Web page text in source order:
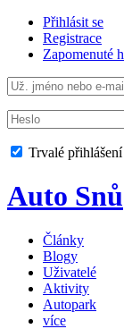
Přihlásit se
Registrace
Zapomenuté
Trvalé
Auto Snů
Články
Blogy
Uživatelé
Aktivity
Autopark
více